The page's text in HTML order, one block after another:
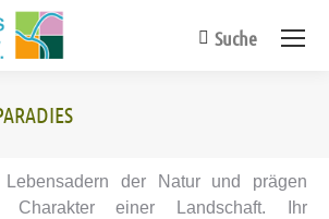
Search:
Suche
der Natur und prägen
Charakter einer Landschaft. Ihr